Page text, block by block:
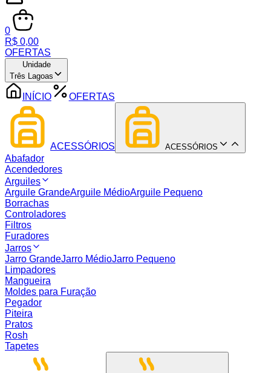
0
R$ 0,00
OFERTAS
Unidade
Três Lagoas
INÍCIO OFERTAS
ACESSÓRIOS ACESSÓRIOS
Abafador
Acendedores
Arguiles
Arguile GrandeArguile MédioArguile Pequeno
Borrachas
Controladores
Filtros
Furadores
Jarros
Jarro GrandeJarro MédioJarro Pequeno
Limpadores
Mangueira
Moldes para Furação
Pegador
Piteira
Pratos
Rosh
Tapetes